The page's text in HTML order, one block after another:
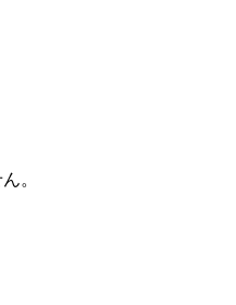
。